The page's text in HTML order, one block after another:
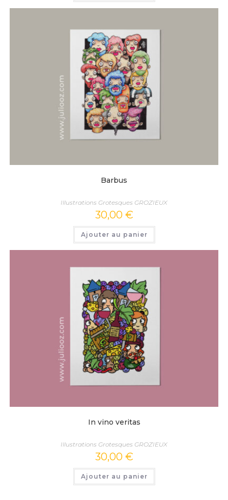
Barbus
Illustrations Grotesques GROZIEUX
30,00 €
Ajouter au panier
In vino veritas
Illustrations Grotesques GROZIEUX
30,00 €
Ajouter au panier